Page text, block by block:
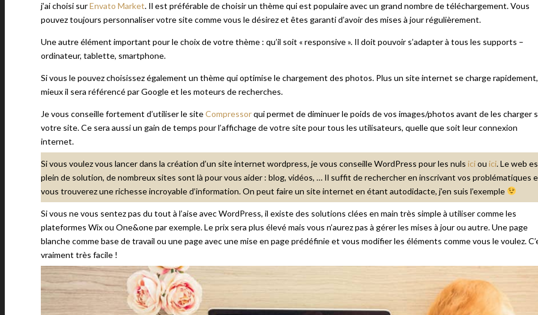
j’ai choisi surEnvato Market. Il est préférable de choisir un thème qui est populaire avec un grand nombre de téléchargement. Vous
pouvez toujours personnaliser votre site comme vous le désirez et êtes garanti d’avoir des mises à jour régulièrement.
Une autre élément important pour le choix de votre thème : qu’il soit « responsive ». Il doit pouvoir s’adapter à tous les supports –
ordinateur, tablette, smartphone.
Si vous le pouvez choisissez également un thème qui optimise le chargement des photos. Plus un site internet se charge rapidement,
mieux il sera référencé par Google et les moteurs de recherches.
Je vous conseille fortement d’utiliser le siteCompressorqui permet de diminuer le poids de vos images/photos avant de les charger
votre site. Ce sera aussi un gain de temps pour l’affichage de votre site pour tous les utilisateurs, quelle que soit leur connexion
internet.
Si vous voulez vous lancer dans la création d’un site internet wordpress, je vous conseille WordPress pour les nuls iciou ici. Le web
plein de solution, de nombreux sites sont là pour vous aider : blog, vidéos, … Il suffit de rechercher en inscrivant vos problématiques
vous trouverez une richesse incroyable d’information. On peut faire un site internet en étant autodidacte, j’en suis l’exemple
Si vous ne vous sentez pas du tout à l’aise avec WordPress, il existe des solutions clées en main très simple à utiliser comme les
plateformes Wix ou One&one par exemple. Le prix sera plus élevé mais vous n’aurez pas à gérer les mises à jour ou autre. Une page
blanche comme base de travail ou une page avec une mise en page prédéfinie et vous modifier les éléments comme vous le voulez.
vraiment très facile !